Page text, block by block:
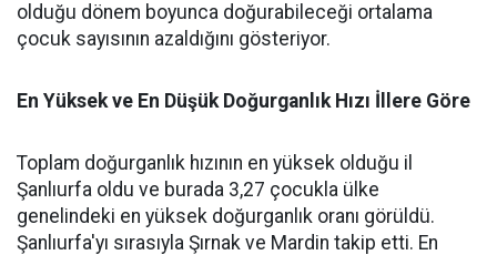
olduğu dönem boyunca doğurabileceği ortalama
çocuk sayısının azaldığını gösteriyor.
En Yüksek ve En Düşük Doğurganlık Hızı İllere Göre
Toplam doğurganlık hızının en yüksek olduğu il
Şanlıurfa oldu ve burada 3,27 çocukla ülke
genelindeki en yüksek doğurganlık oranı görüldü.
Şanlıurfa'yı sırasıyla Şırnak ve Mardin takip etti. En